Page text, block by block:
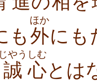
も 外
ほか
にも
誠
じやう
心
しむ
とは